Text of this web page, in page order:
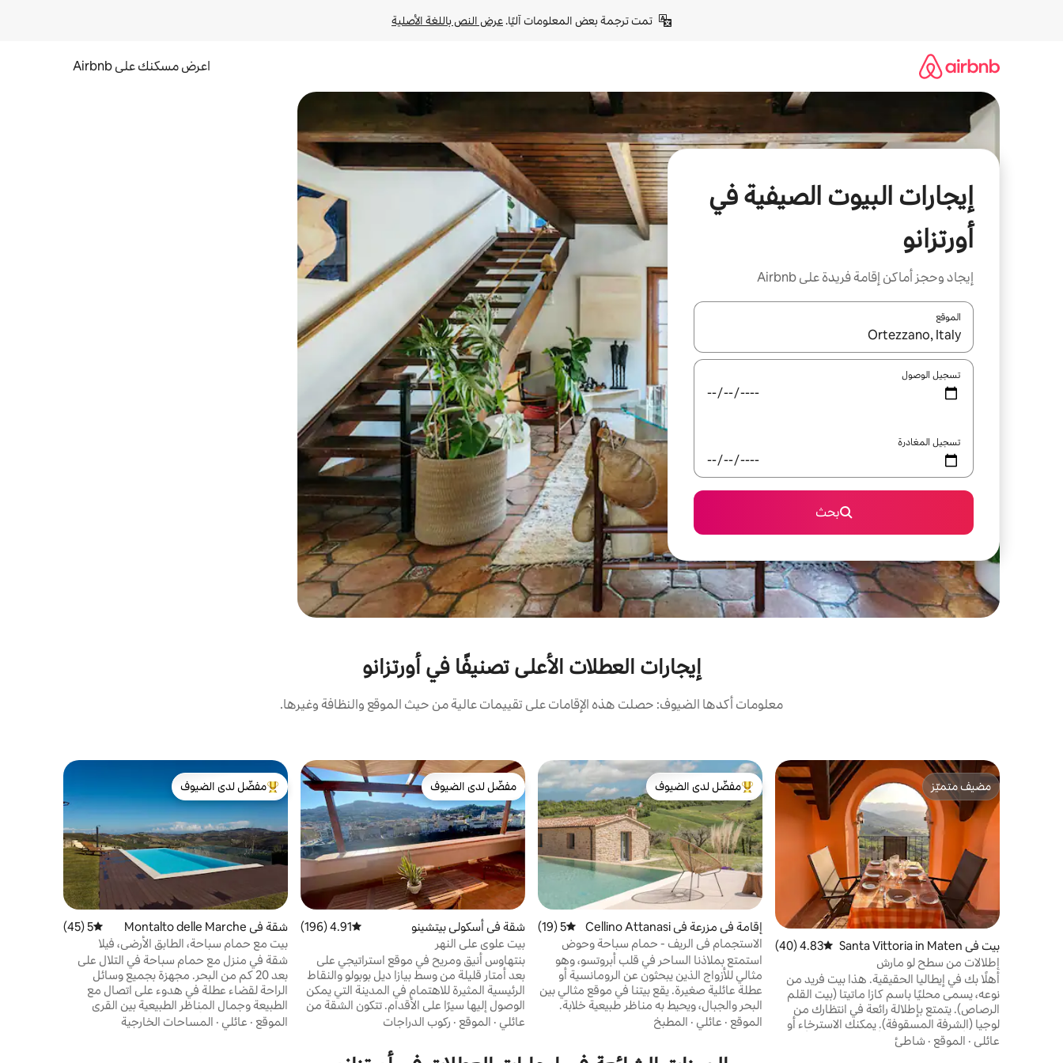
تمت ترجمة بعض المعلومات آليًا. عرض النص باللغة الأصلية
اعرض مسكنك على Airbnb
إيجارات البيوت الصيفية في
أورتزانو
إيجاد وحجز أماكن إقامة فريدة على Airbnb
الموقع
عند توفر النتائج، انتقل باستخدام السهمين لأعلى ولأسفل أو استكشف عن طريق اللمس أو السحب.
تسجيل الوصول
تسجيل المغادرة
بحث
إيجارات العطلات الأعلى تصنيفًا في أورتزانو
معلومات أكدها الضيوف: حصلت هذه الإقامات على تقييمات عالية من حيث الموقع والنظافة وغيرها.
مضيف متميّز
مضيف متميّز
بيت في Santa Vittoria in Maten
ano
متوسط التقييم 4.83 من 5، 40 مراجعات
4.83 (40)
إطلالات من سطح لو مارش
أهلًا بك في إيطاليا الحقيقية. هذا بيت فريد من
نوعه، يسمى محليًا باسم كازا ماتيتا (بيت القلم
الرصاص). يتمتع بإطلالة رائعة في انتظارك من
لوجيا (الشرفة المسقوفة). يمكنك الاسترخاء أو
القراءة أو شرب البروسيكو أو تناول العشاء أثناء
عائلي · الموقع · شاطئ
من أبرز البيوت المفضّلة لدى الضيوف
مفضّل لدى الضيوف
إقامة في مزرعة في Cellino Attanasi
o
متوسط التقييم 5 من 5، 19 مراجعات
5 (19)
الاستجمام في الريف - حمام سباحة وحوض
استحمام ساخن
استمتع بملاذنا الساحر في قلب أبروتسو، وهو
مثالي للأزواج الذين يبحثون عن الرومانسية أو
عطلة عائلية صغيرة. يقع بيتنا في موقع مثالي بين
البحر والجبال، ويحيط به مناظر طبيعية خلابة.
استمتع بالميزات الخارجية الحصرية: مسبح
منعش وحوض استحمام ساخن للاسترخاء
الموقع · عائلي · المطبخ
مفضّل لدى الضيوف
مفضّل لدى الضيوف
شقة في أسكولي بيتشينو متوسط التقييم 4.91 من 5، 196 مراجعات
4.91 (196)
بيت علوي على النهر
بنتهاوس أنيق ومريح في موقع استراتيجي على
بعد أمتار قليلة من وسط بيازا ديل بوبولو والنقاط
الرئيسية المثيرة للاهتمام في المدينة التي يمكن
الوصول إليها سيرًا على الأقدام. تتكون الشقة من
مدخل غرفة معيشة مشرق مع مطبخ على جزيرة
بغرفتي نوم مع تلفزيون وحمام وشرفتين
بانوراميتين كبيرتين وموقف سيارات خاص. يتم
عائلي · الموقع · ركوب الدراجات
من أبرز البيوت المفضّلة لدى الضيوف
مفضّل لدى الضيوف
شقة في Montalto delle Marche متوسط التقييم 5 من 5، 45 مراجعات
5 (45)
بيت مع حمام سباحة، الطابق الأرضي، فيلا
سيركيتو
شقة في منزل مع حمام سباحة في التلال على
بعد 20 كم من البحر. مجهزة بجميع وسائل
الراحة لقضاء عطلة في هدوء على اتصال مع
الطبيعة وجمال المناظر الطبيعية بين القرى
النموذجية، البحر الأدرياتيكي وجبال سيبيليني.
الشقة مجهزة بغرفتين كبيرتين مع مكيف هواء
الموقع · عائلي · المساحات الخارجية